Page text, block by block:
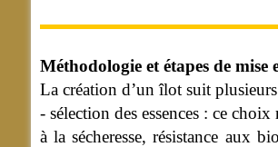
Méthodologie et étapes de mise
La création d’un îlot suit plusieurs
- sélection des essences : ce
à la sécheresse, résistance aux